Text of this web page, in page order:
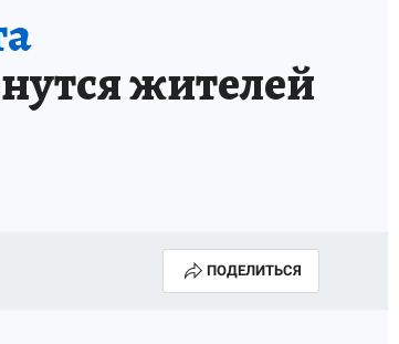
жителей
ПОДЕЛИТЬСЯ